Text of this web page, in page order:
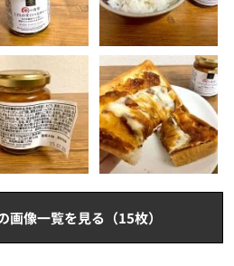
画像一覧を見る（15枚）